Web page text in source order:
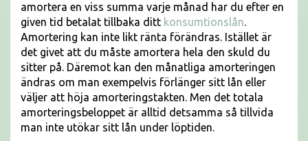
amortera en viss summa varje månad har du efter en
given tid betalat tillbaka ditt konsumtionslån.
Amortering kan inte likt ränta förändras. Istället är
det givet att du måste amortera hela den skuld du
sitter på. Däremot kan den månatliga amorteringen
ändras om man exempelvis förlänger sitt lån eller
väljer att höja amorteringstakten. Men det totala
amorteringsbeloppet är alltid detsamma så tillvida
man inte utökar sitt lån under löptiden.